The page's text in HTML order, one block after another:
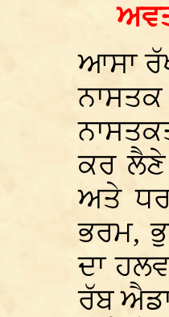
ਆਸਾ
ਕਰ
ਅਤੇ
ਭਰਮ,
ਦਾ
ਰੱਬ